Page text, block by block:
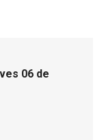
06 de